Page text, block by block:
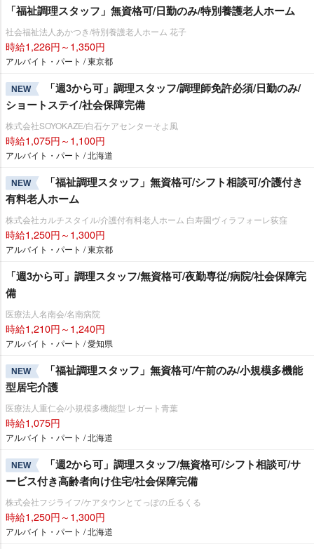
「福祉調理スタッフ」無資格可/日勤のみ/特別養護老人ホーム
社会福祉法人あかつき/特別養護老人ホーム 花子
時給1,226円～1,350円
アルバイト・パート / 東京都
NEW
「週3から可」調理スタッフ/調理師免許必須/日勤のみ/
ショートステイ/社会保障完備
株式会社SOYOKAZE/白石ケアセンターそよ風
時給1,075円～1,100円
アルバイト・パート / 北海道
NEW
「福祉調理スタッフ」無資格可/シフト相談可/介護付き
有料老人ホーム
株式会社カルチスタイル/介護付有料老人ホーム 白寿園ヴィラフォーレ荻窪
時給1,250円～1,300円
アルバイト・パート / 東京都
「週3から可」調理スタッフ/無資格可/夜勤専従/病院/社会保障完
備
医療法人名南会/名南病院
時給1,210円～1,240円
アルバイト・パート / 愛知県
NEW
「福祉調理スタッフ」無資格可/午前のみ/小規模多機能
型居宅介護
医療法人重仁会/小規模多機能型 レガート青葉
時給1,075円
アルバイト・パート / 北海道
NEW
「週2から可」調理スタッフ/無資格可/シフト相談可/サ
ービス付き高齢者向け住宅/社会保障完備
株式会社フジライフ/ケアタウンとてっぽの丘るくる
時給1,250円～1,300円
アルバイト・パート / 北海道